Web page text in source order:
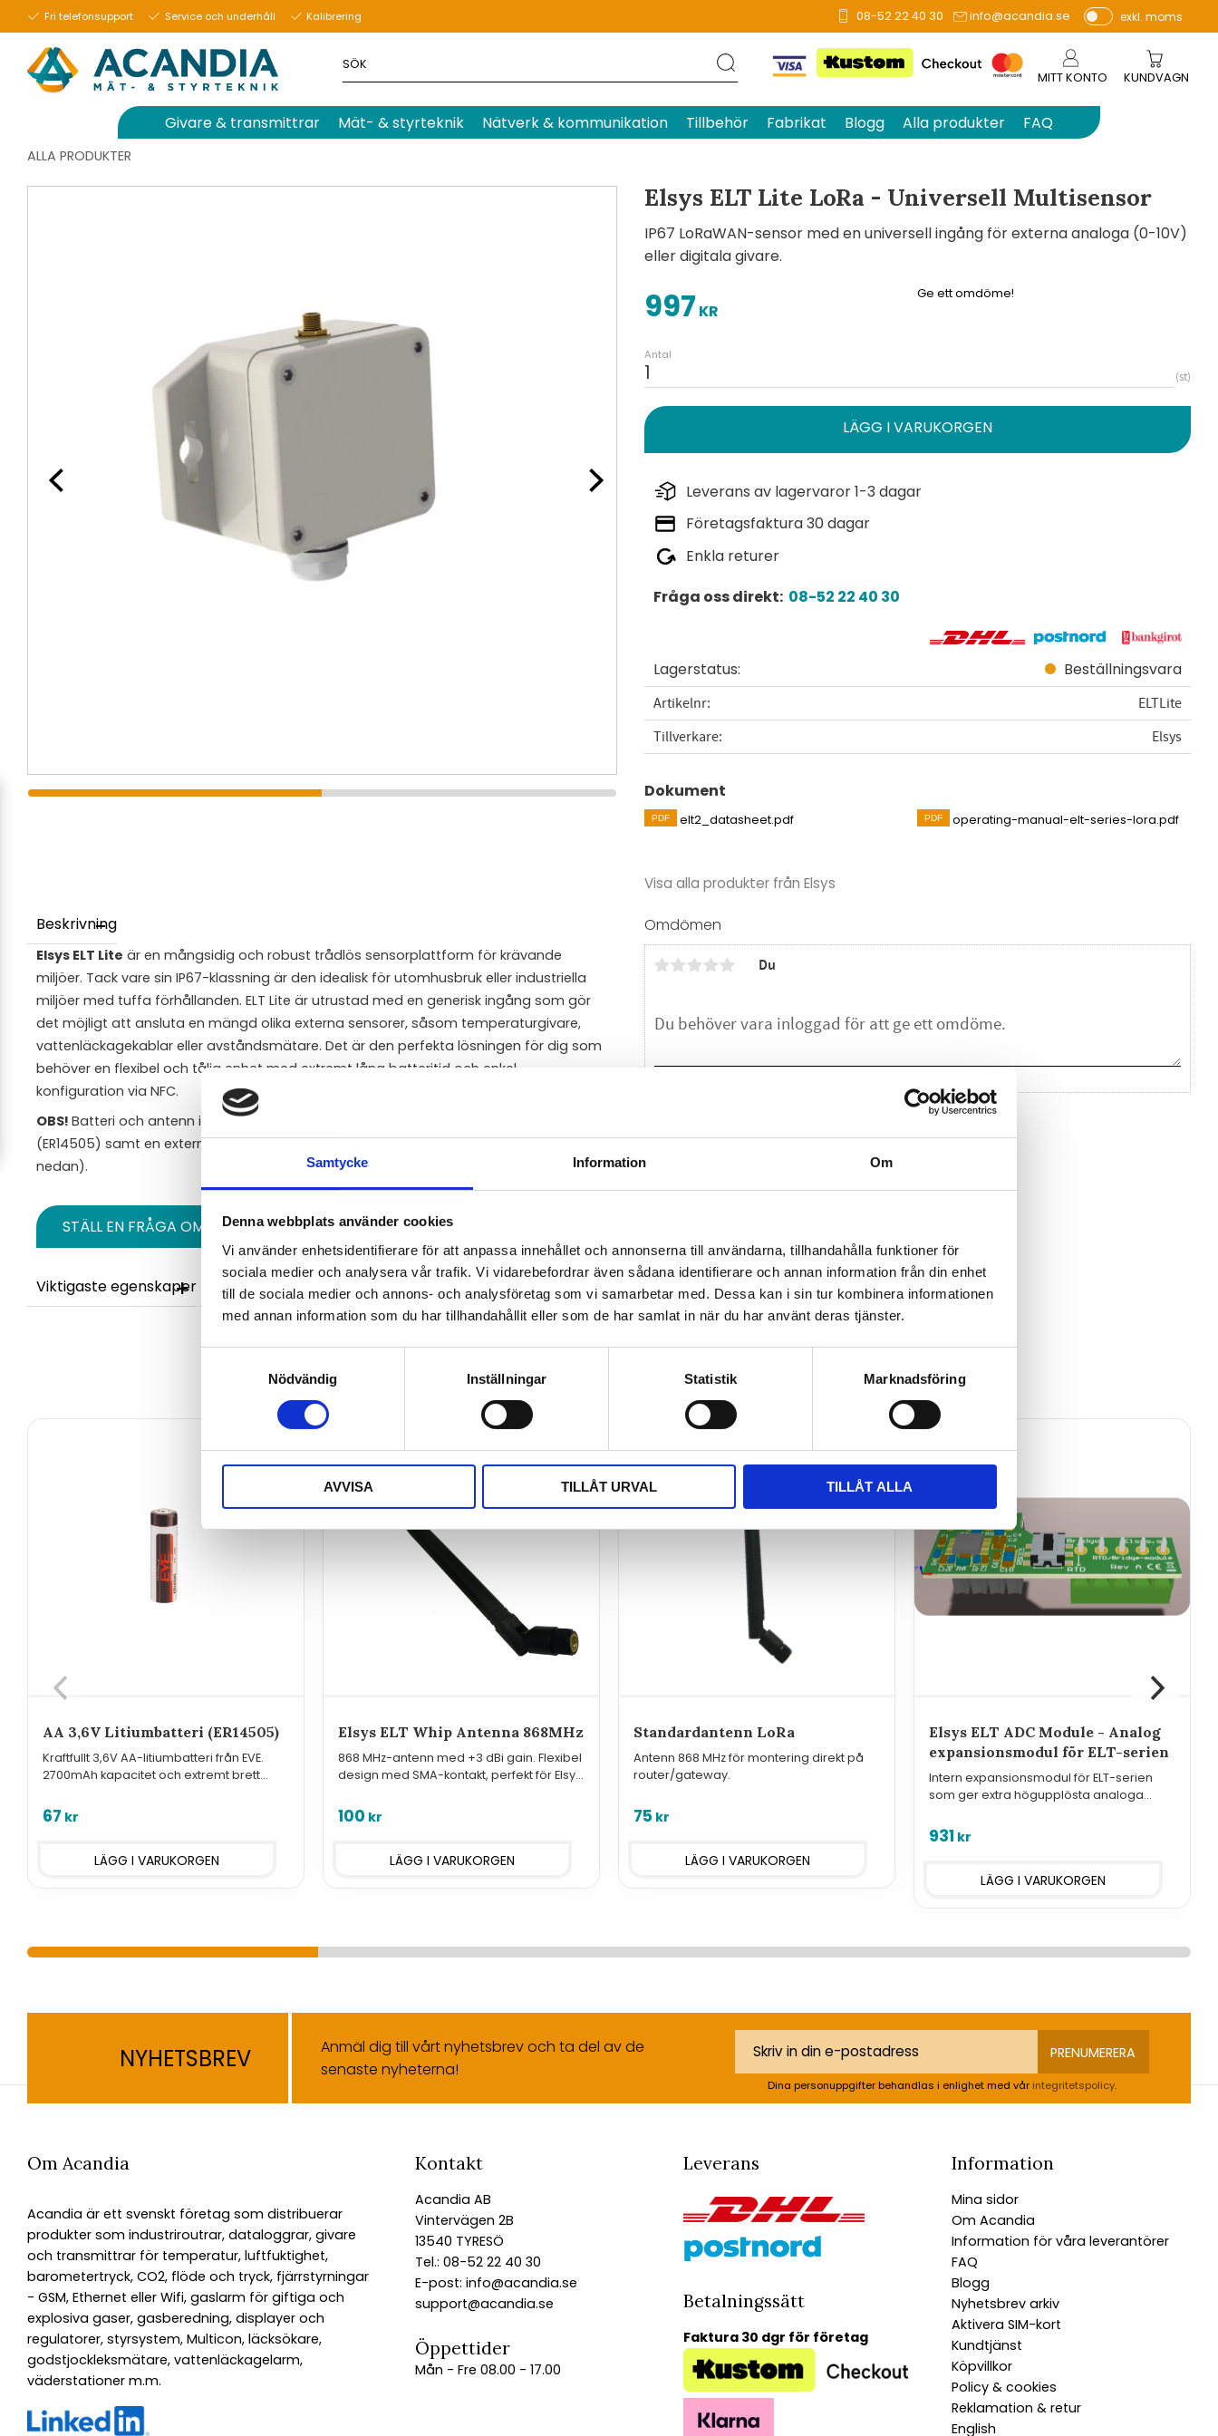
Samtycke Information Om
Denna webbplats använder cookies
Vi använder enhetsidentifierare för att anpassa innehållet och annonserna till användarna, tillhandahålla funktioner för
sociala medier och analysera vår trafik. Vi vidarebefordrar även sådana identifierare och annan information från din enhet
till de sociala medier och annons- och analysföretag som vi samarbetar med. Dessa kan i sin tur kombinera informationen
med annan information som du har tillhandahållit eller som de har samlat in när du har använt deras tjänster.
Nödvändig
Inställningar Statistik Marknadsföring
AVVISA TILLÅT URVAL TILLÅT ALLA
Fri telefonsupport Service och underhåll Kalibrering 08-52 22 40 30 info@acandia.se
P
e
r
vi
s
exkl. moms
MITT KONTO KUNDVAGN
Givare & transmittrar Mät- & styrteknik Nätverk & kommunikation Tillbehör Fabrikat Blogg Alla produkter FAQ
ALLA PRODUKTER
Elsys ELT Lite LoRa - Universell Multisensor
IP67 LoRaWAN-sensor med en universell ingång för externa analoga (0-10V)
eller digitala givare.
997 KR
Antal
st
Leverans av lagervaror 1-3 dagar
Företagsfaktura 30 dagar
Enkla returer
Fråga oss direkt: 08-52 22 40 30
Lagerstatus Beställningsvara
Artikelnr
ELTLite
Tillverkare
Elsys
Dokument
elt2_datasheet.pdf operating-manual-elt-series-lora.pdf
Visa alla produkter från Elsys
Ge ett omdöme!
Beskrivning
Elsys ELT Lite är en mångsidig och robust trådlös sensorplattform för krävande
miljöer. Tack vare sin IP67-klassning är den idealisk för utomhusbruk eller industriella
miljöer med tuffa förhållanden. ELT Lite är utrustad med en generisk ingång som gör
det möjligt att ansluta en mängd olika externa sensorer, såsom temperaturgivare,
vattenläckagekablar eller avståndsmätare. Det är den perfekta lösningen för dig som
behöver en flexibel och tålig enhet med extremt lång batteritid och enkel
konfiguration via NFC.
OBS! Batteri och antenn ingår ej. Denna produkt kräver 1 st. 3,6V AA-litiumbatteri
(ER14505) samt en extern antenn. Dessa beställs separat (se relaterade produkter
nedan).
STÄLL EN FRÅGA OM PRODUKTEN
Viktigaste egenskaper Kort teknisk sammanfattning I paketet
Omdömen
Baserat på 0 betyg.
Du
AA 3,6V Litiumbatteri (ER14505)
Kraftfullt 3,6V AA-litiumbatteri från EVE.
2700mAh kapacitet och extremt brett
trådlösa sensorer.
67 kr
Elsys ELT Whip Antenna 868MHz
868 MHz-antenn med +3 dBi gain. Flexibel
design med SMA-kontakt, perfekt för Elsys
100 kr
Standardantenn LoRa
Antenn 868 MHz för montering direkt på
router/gateway.
75 kr
Elsys ELT ADC Module - Analog
expansionsmodul för ELT-serien
Intern expansionsmodul för ELT-serien
som ger extra högupplösta analoga
931 kr
NYHETSBREV
Anmäl dig till vårt nyhetsbrev och ta del av de
senaste nyheterna!
PRENUMERERA
Dina personuppgifter behandlas i enlighet med vår integritetspolicy.
Om Acandia
Acandia är ett svenskt företag som distribuerar
produkter som industriroutrar, dataloggrar, givare
och transmittrar för temperatur, luftfuktighet,
barometertryck, CO2, flöde och tryck, fjärrstyrningar
- GSM, Ethernet eller Wifi, gaslarm för giftiga och
explosiva gaser, gasberedning, displayer och
regulatorer, styrsystem, Multicon, läcksökare,
godstjockleksmätare, vattenläckagelarm,
väderstationer m.m.
Kontakt
Acandia AB
Vintervägen 2B
13540 TYRESÖ
Tel.: 08-52 22 40 30
E-post: info@acandia.se
support@acandia.se
Öppettider
Mån - Fre 08.00 - 17.00
Leverans
Betalningssätt
Faktura 30 dgr för företag
Information
Mina sidor
Om Acandia
Information för våra leverantörer
FAQ
Blogg
Nyhetsbrev arkiv
Aktivera SIM-kort
Kundtjänst
Köpvillkor
Policy & cookies
Reklamation & retur
English